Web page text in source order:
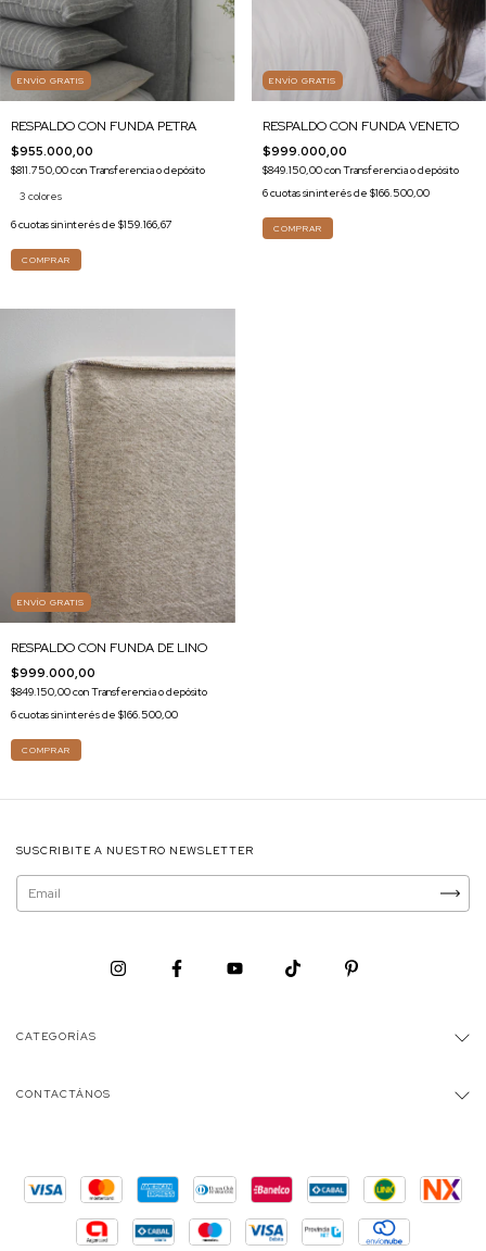
ENVÍO GRATIS
RESPALDO CON FUNDA PETRA
$955.000,00
$811.750,00conTransferencia o depósito
3 colores
6cuotas sin interés de $159.166,67
COMPRAR
ENVÍO GRATIS
RESPALDO CON FUNDA VENETO
$999.000,00
$849.150,00conTransferencia o depósito
6cuotas sin interés de $166.500,00
COMPRAR
ENVÍO GRATIS
RESPALDO CON FUNDA DE LINO
$999.000,00
$849.150,00conTransferencia o depósito
6cuotas sin interés de $166.500,00
COMPRAR
SUSCRIBITE A NUESTRO NEWSLETTER
CATEGORÍAS
CONTACTÁNOS